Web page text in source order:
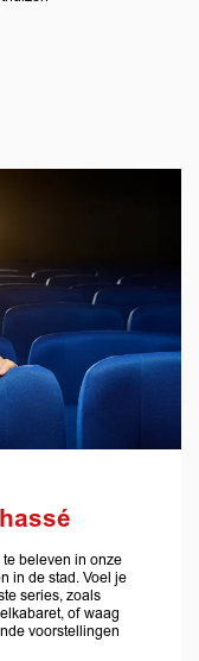
beleven in onze
in de stad. Voel je
series, zoals
of waag
voorstellingen